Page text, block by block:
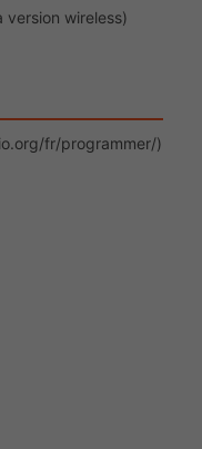
version wireless)
fr/programmer/)